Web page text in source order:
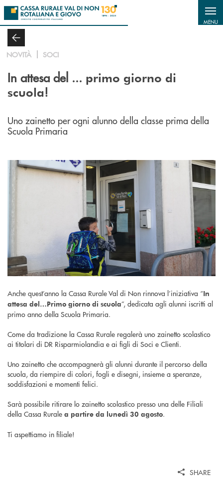
Salta al contenuto principale
MENU
NOVITÀ SOCI
In attesa del ... primo giorno di
scuola!
Uno zainetto per ogni alunno della classe prima della
Scuola Primaria
Anche quest’anno la Cassa Rurale Val di Non rinnova l’iniziativa “In
attesa del…Primo giorno di scuola”, dedicata agli alunni iscritti al
primo anno della Scuola Primaria.
Come da tradizione la Cassa Rurale regalerà uno zainetto scolastico
ai titolari di DR Risparmiolandia e ai figli di Soci e Clienti.
Uno zainetto che accompagnerà gli alunni durante il percorso della
scuola, da riempire di colori, fogli e disegni, insieme a speranze,
soddisfazioni e momenti felici.
Sarà possibile ritirare lo zainetto scolastico presso una delle Filiali
della Cassa Rurale a partire da lunedì 30 agosto.
Ti aspettiamo in filiale!
SHARE